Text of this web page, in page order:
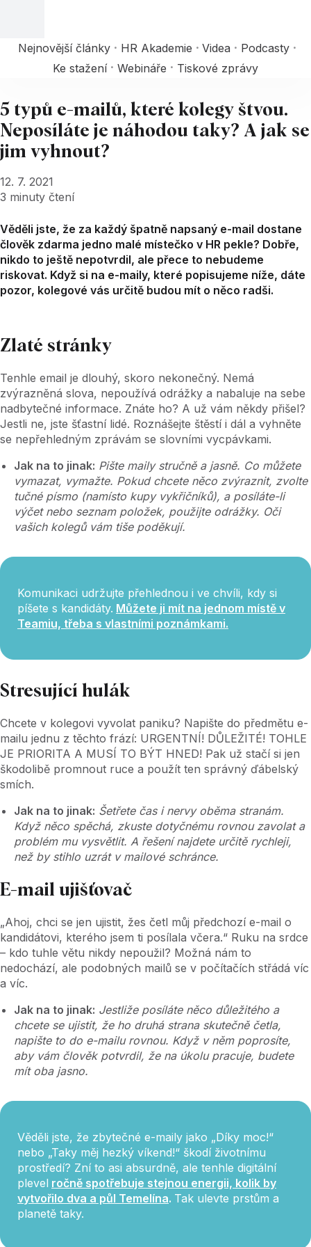
Nejnovější články HR Akademie Videa
Podcasty
Ke stažení
Webináře Tiskové zprávy
5 typů e-mailů, které kolegy štvou.
Neposíláte je náhodou taky? A jak se
jim vyhnout?
12. 7. 2021
3 minuty čtení
Věděli jste, že za každý špatně napsaný e-mail dostane
člověk zdarma jedno malé místečko v HR pekle? Dobře,
nikdo to ještě nepotvrdil, ale přece to nebudeme
riskovat. Když si na e-maily, které popisujeme níže, dáte
pozor, kolegové vás určitě budou mít o něco radši.
Zlaté stránky
Tenhle email je dlouhý, skoro nekonečný. Nemá
zvýrazněná slova, nepoužívá odrážky a nabaluje na sebe
nadbytečné informace. Znáte ho? A už vám někdy přišel?
Jestli ne, jste šťastní lidé. Roznášejte štěstí i dál a vyhněte
se nepřehledným zprávám se slovními vycpávkami.
Jak na to jinak: Pište maily stručně a jasně. Co můžete
vymazat, vymažte. Pokud chcete něco zvýraznit, zvolte
tučné písmo (namísto kupy vykřičníků), a posíláte-li
výčet nebo seznam položek, použijte odrážky. Oči
vašich kolegů vám tiše poděkují.
Komunikaci udržujte přehlednou i ve chvíli, kdy si
píšete s kandidáty. Můžete ji mít na jednom místě v
Teamiu, třeba s vlastními poznámkami.
Stresující hulák
Chcete v kolegovi vyvolat paniku? Napište do předmětu e-
mailu jednu z těchto frází: URGENTNÍ! DŮLEŽITÉ! TOHLE
JE PRIORITA A MUSÍ TO BÝT HNED! Pak už stačí si jen
škodolibě promnout ruce a použít ten správný ďábelský
smích.
Jak na to jinak: Šetřete čas i nervy oběma stranám.
Když něco spěchá, zkuste dotyčnému rovnou zavolat a
problém mu vysvětlit. A řešení najdete určitě rychleji,
než by stihlo uzrát v mailové schránce.
E-mail ujišťovač
„Ahoj, chci se jen ujistit, žes četl můj předchozí e-mail o
kandidátovi, kterého jsem ti posílala včera.“ Ruku na srdce
– kdo tuhle větu nikdy nepoužil? Možná nám to
nedochází, ale podobných mailů se v počítačích střádá víc
a víc.
Jak na to jinak: Jestliže posíláte něco důležitého a
chcete se ujistit, že ho druhá strana skutečně četla,
napište to do e-mailu rovnou. Když v něm poprosíte,
aby vám člověk potvrdil, že na úkolu pracuje, budete
mít oba jasno.
Věděli jste, že zbytečné e-maily jako „Díky moc!“
nebo „Taky měj hezký víkend!“ škodí životnímu
prostředí? Zní to asi absurdně, ale tenhle digitální
plevel ročně spotřebuje stejnou energii, kolik by
vytvořilo dva a půl Temelína. Tak ulevte prstům a
planetě taky.